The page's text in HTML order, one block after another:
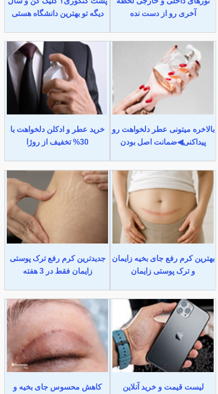
آخری رو از دست نده
دیگه تو بهترین دانشگاه هستی
بالاخره میتونی عطر دلخواهت رو
پیداکنی◀ضمانت اصل بودن
خرید عطر و ادکلن دلخواهت با
30% تخفیف از روژا
بهترین کرم رفع جای بخیه زایمان
و ترک پوستی زایمان
جدیدترین کرم رفع ترک پوستی
زایمان فقط در 3 هفته
لیست قیمت و خرید آنلاین
کاهش محسوس جای بخیه و